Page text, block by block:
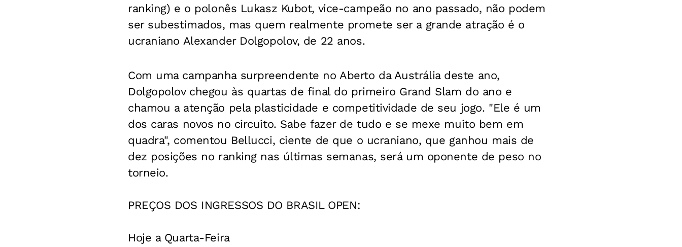
ranking) e o polonês Lukasz Kubot, vice-campeão no ano passado, não podem
ser subestimados, mas quem realmente promete ser a grande atração é o
ucraniano Alexander Dolgopolov, de 22 anos.
Com uma campanha surpreendente no Aberto da Austrália deste ano,
Dolgopolov chegou às quartas de final do primeiro Grand Slam do ano e
chamou a atenção pela plasticidade e competitividade de seu jogo. "Ele é um
dos caras novos no circuito. Sabe fazer de tudo e se mexe muito bem em
quadra", comentou Bellucci, ciente de que o ucraniano, que ganhou mais de
dez posições no ranking nas últimas semanas, será um oponente de peso no
torneio.
PREÇOS DOS INGRESSOS DO BRASIL OPEN:
Hoje a Quarta-Feira